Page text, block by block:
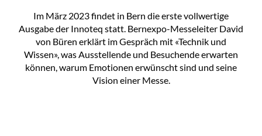
Im März 2023 findet in Bern die erste vollwertige
Ausgabe der Innoteq statt. Bernexpo-Messeleiter David
von Büren erklärt im Gespräch mit «Technik und
Wissen», was Ausstellende und Besuchende erwarten
können, warum Emotionen erwünscht sind und seine
Vision einer Messe.